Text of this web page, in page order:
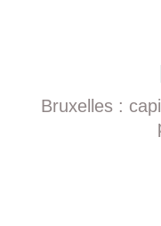
Bruxelles :